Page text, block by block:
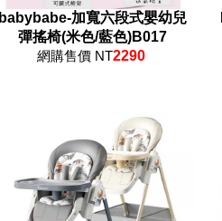
babybabe-加寬六段式嬰幼兒
彈搖椅(米色/藍色)B017
網購售價 NT2290